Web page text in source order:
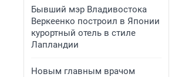
Бывший мэр Владивостока
Веркеенко построил в Японии
курортный отель в стиле
Лапландии
Новым главным врачом